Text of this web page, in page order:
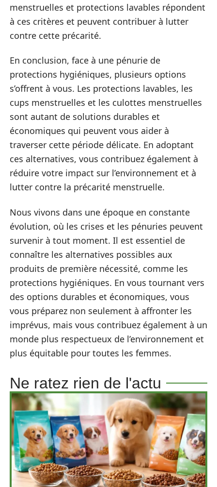
menstruelles et protections lavables répondent
à ces critères et peuvent contribuer à lutter
contre cette précarité.
En conclusion, face à une pénurie de
protections hygiéniques, plusieurs options
s’offrent à vous. Les protections lavables, les
cups menstruelles et les culottes menstruelles
sont autant de solutions durables et
économiques qui peuvent vous aider à
traverser cette période délicate. En adoptant
ces alternatives, vous contribuez également à
réduire votre impact sur l’environnement et à
lutter contre la précarité menstruelle.
Nous vivons dans une époque en constante
évolution, où les crises et les pénuries peuvent
survenir à tout moment. Il est essentiel de
connaître les alternatives possibles aux
produits de première nécessité, comme les
protections hygiéniques. En vous tournant vers
des options durables et économiques, vous
vous préparez non seulement à affronter les
imprévus, mais vous contribuez également à un
monde plus respectueux de l’environnement et
plus équitable pour toutes les femmes.
Ne ratez rien de l'actu